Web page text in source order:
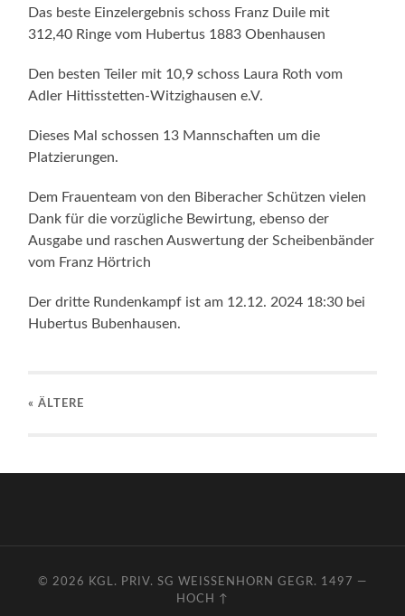
Das beste Einzelergebnis schoss Franz Duile mit
312,40 Ringe vom Hubertus 1883 Obenhausen
Den besten Teiler mit 10,9 schoss Laura Roth vom
Adler Hittisstetten-Witzighausen e.V.
Dieses Mal schossen 13 Mannschaften um die
Platzierungen.
Dem Frauenteam von den Biberacher Schützen vielen
Dank für die vorzügliche Bewirtung, ebenso der
Ausgabe und raschen Auswertung der Scheibenbänder
vom Franz Hörtrich
Der dritte Rundenkampf ist am 12.12. 2024 18:30 bei
Hubertus Bubenhausen.
« ÄLTERE
© 2026 KGL. PRIV. SG WEISSENHORN GEGR. 1497 —
HOCH ↑